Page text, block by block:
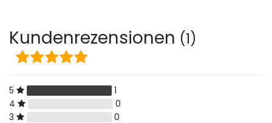
Kundenrezensionen (1)
5
1
4
0
3
0